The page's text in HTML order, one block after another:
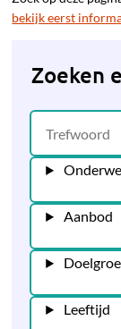
bekijk eerst
Zoeken
Aanbod
Leeftijd